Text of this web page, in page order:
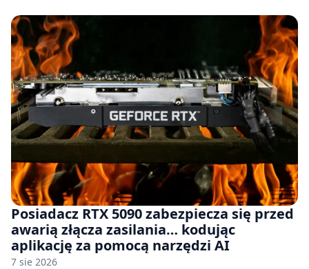
Posiadacz RTX 5090 zabezpiecza się przed
awarią złącza zasilania… kodując
aplikację za pomocą narzędzi AI
7 sie 2026